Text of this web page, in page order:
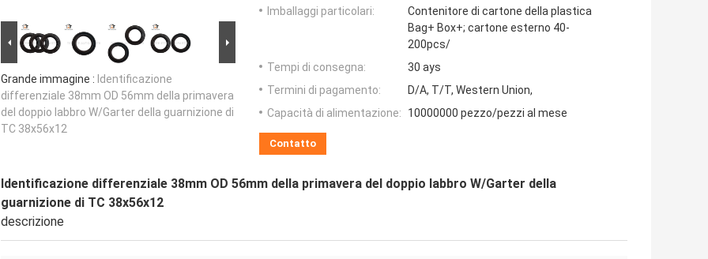
Grande immagine : Identificazione
differenziale 38mm OD 56mm della primavera
del doppio labbro W/Garter della guarnizione di
TC 38x56x12
Imballaggi particolari:
Contenitore di cartone della plastica
Bag+ Box+; cartone esterno 40-
200pcs/
Tempi di consegna:
30 ays
Termini di pagamento:
D/A, T/T, Western Union,
Capacità di alimentazione:
10000000 pezzo/pezzi al mese
Contatto
Identificazione differenziale 38mm OD 56mm della primavera del doppio labbro W/Garter della
guarnizione di TC 38x56x12
descrizione